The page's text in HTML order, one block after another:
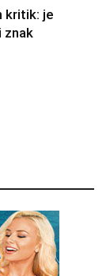
kritik: je
znak